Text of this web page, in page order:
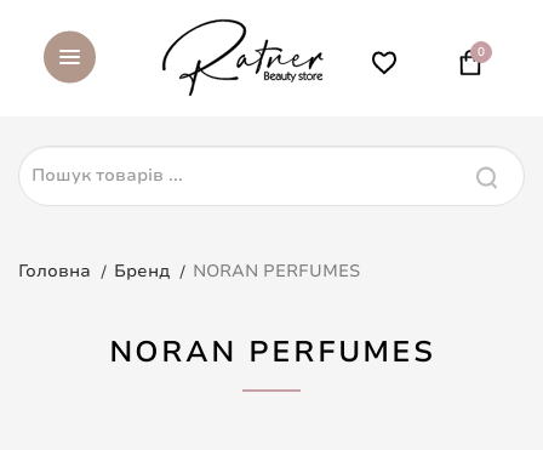
0
Головна Бренд NORAN PERFUMES
NORAN PERFUMES